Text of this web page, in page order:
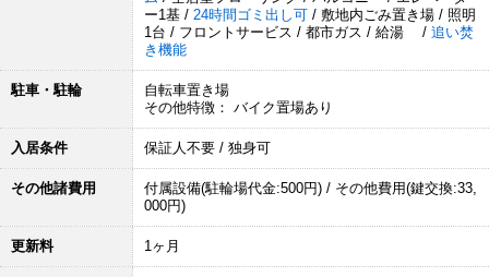
ー1基 / 24時間ゴミ出し可 / 敷地内ごみ置き場 / 照明
1台 / フロントサービス / 都市ガス / 給湯 / 追い焚
き機能
駐車・駐輪
自転車置き場
その他特徴： バイク置場あり
入居条件 保証人不要 / 独身可
その他諸費用
付属設備(駐輪場代金:500円) / その他費用(鍵交換:33,
000円)
更新料 1ヶ月